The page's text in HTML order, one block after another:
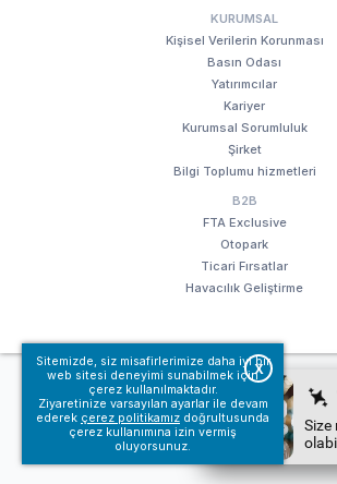
Sitemizde, siz misafirlerimize daha iyi bir
web sitesi deneyimi sunabilmek için
çerez kullanılmaktadır.
Ziyaretinize varsayılan ayarlar ile devam
ederek çerez politikamız doğrultusunda
çerez kullanımına izin vermiş
oluyorsunuz.
X
KURUMSAL
Kişisel Verilerin Korunması
Basın Odası
Yatırımcılar
Kariyer
Kurumsal Sorumluluk
Şirket
Bilgi Toplumu hizmetleri
B2B
FTA Exclusive
Otopark
Ticari Fırsatlar
Havacılık Geliştirme
© Fraport TAV Antalya Havalimanı, 2018. Tüm
Kullanım koşullarımız
Bilgi Toplumu